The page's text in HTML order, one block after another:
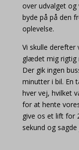
over udvalget og
byde på på den
oplevelse.
Vi skulle derefter
glædet mig rigtig
Der gik ingen
minutter i bil. En
hver vej, hvilket
for at hente
give os et lift for
sekund og sagde